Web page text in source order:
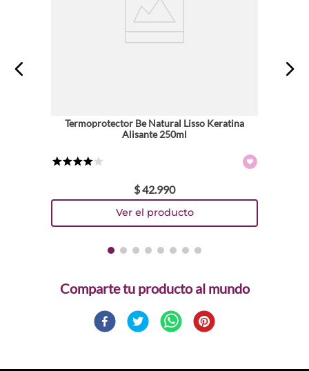
Termoprotector Be Natural Lisso Keratina
Alisante 250ml
$42.990
Comparte